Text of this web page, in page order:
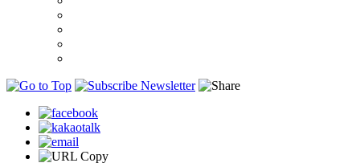
대표이사김해원
주소 [본점] 광주광역시 동구 금남로 156, 2층(금남로5가)
[지점] 서울 마포구 양화로 81, 5층 542호 (H스퀘어, 패스